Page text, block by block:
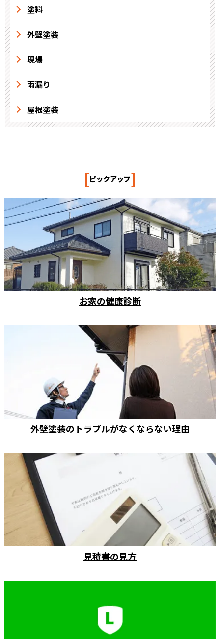
塗料
外壁塗装
現場
雨漏り
屋根塗装
[ピックアップ]
お家の健康診断
外壁塗装のトラブルがなくならない理由
見積書の見方